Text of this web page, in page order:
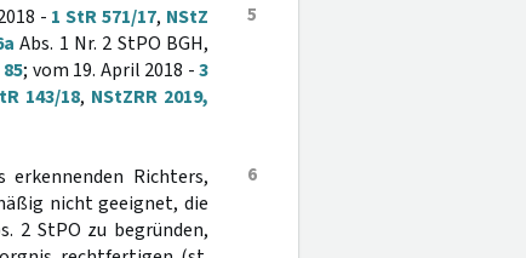
5
- 1 StR 571/17, NStZ
Abs. 1 Nr. 2 StPO BGH,
; vom 19. April 2018 -3
143/18, NStZRR 2019,
6
erkennenden Richters,
nicht geeignet, die
2 StPO zu begründen,